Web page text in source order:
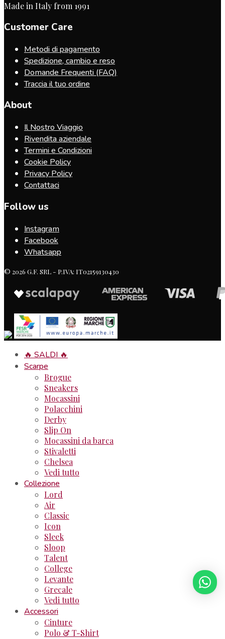
Made in Italy from 1991
Customer Care
Metodi di pagamento
Spedizione, cambio e reso
Domande Frequenti (FAQ)
Traccia il tuo ordine
About
Il Nostro Viaggio
Rivendita aziendale
Termini e Condizioni
Cookie Policy
Privacy Policy
Contattaci
Follow us
Instagram
Facebook
Whatsapp
© 2026 G.F. SRL - P.IVA: IT02159130430
🔥 SALDI 🔥
Scarpe
Brogue
Sneakers
Mocassini
Polacchini
Derby
Slip On
Mocassini da barca
Stivaletti
Chelsea
Vedi tutto
Collezione
Lord
Air
Classic
Icon
Sleek
Sloop
Talent
College
Levante
Grecale
Vedi tutto
Accessori
Cinture
Polo & T-Shirt